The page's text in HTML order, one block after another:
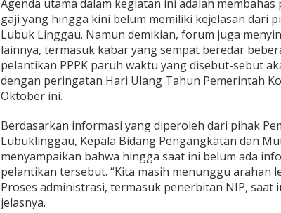
R
A
H
M
I
D
I
G
E
U
N
G
G
U
R
U
Agenda utama dalam kegiatan ini adalah
gaji yang hingga kini belum memiliki kejelasan dari
Lubuk Linggau. Namun demikian, forum juga
lainnya, termasuk kabar yang sempat beredar
pelantikan PPPK paruh waktu yang disebut-sebut
dengan peringatan Hari Ulang Tahun Pemerintah
Oktober ini.
Berdasarkan informasi yang diperoleh dari pihak
Lubuklinggau, Kepala Bidang Pengangkatan dan
menyampaikan bahwa hingga saat ini belum ada
pelantikan tersebut. “Kita masih menunggu arahan
Proses administrasi, termasuk penerbitan NIP, saat
jelasnya.